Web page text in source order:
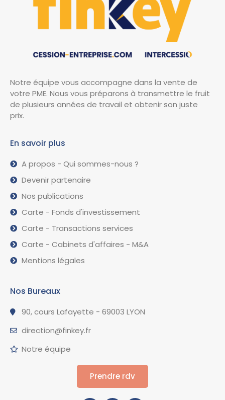
Notre équipe vous accompagne dans la vente de
votre PME. Nous vous préparons à transmettre le fruit
de plusieurs années de travail et obtenir son juste
prix.
En savoir plus
A propos - Qui sommes-nous ?
Devenir partenaire
Nos publications
Carte - Fonds d'investissement
Carte - Transactions services
Carte - Cabinets d'affaires - M&A
Mentions légales
Nos Bureaux
90, cours Lafayette - 69003 LYON
direction@finkey.fr
Notre équipe
Prendre rdv